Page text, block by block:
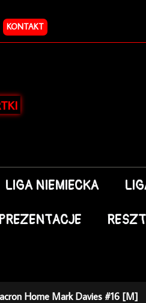
KONTAKT
LIGA NIEMIECKA
Home Mark Davies #16 [M]